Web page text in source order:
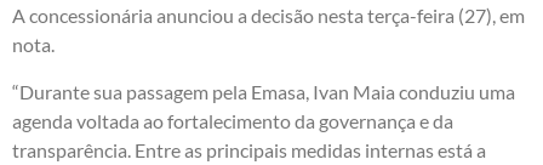
A concessionária anunciou a decisão nesta terça-feira (27), em
nota.
“Durante sua passagem pela Emasa, Ivan Maia conduziu uma
agenda voltada ao fortalecimento da governança e da
transparência. Entre as principais medidas internas está a